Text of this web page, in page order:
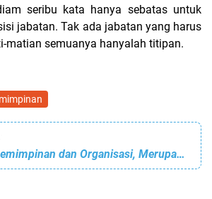
seribu kata hanya sebatas untuk
jabatan. Tak ada jabatan yang harus
matian semuanya hanyalah titipan.
Menejemen, Kepemimpinan dan Organisasi, Merupakan Soft Skill Seorang Pemimpin